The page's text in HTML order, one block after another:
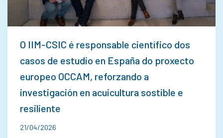
O IIM-CSIC é responsable científico dos
casos de estudio en España do proxecto
europeo OCCAM, reforzando a
investigación en acuicultura sostible e
resiliente
21/04/2026